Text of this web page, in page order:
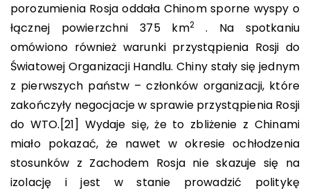
porozumienia Rosja oddała Chinom sporne wyspy o
łącznej powierzchni 375 km2 . Na spotkaniu
omówiono również warunki przystąpienia Rosji do
Światowej Organizacji Handlu. Chiny stały się jednym
z pierwszych państw – członków organizacji, które
zakończyły negocjacje w sprawie przystąpienia Rosji
do WTO. [21] Wydaje się, że to zbliżenie z Chinami
miało pokazać, że nawet w okresie ochłodzenia
stosunków z Zachodem Rosja nie skazuje się na
izolację i jest w stanie prowadzić politykę